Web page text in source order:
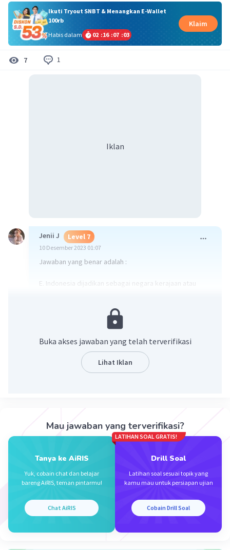
Ikuti Tryout SNBT & Menangkan E-Wallet
100rb
Habis dalam
02 :16 :07 :03
Klaim
7 1
Iklan
Jenii J Level 7
10 Desember 2023 01:07
Jawaban yang benar adalah :
E. Indonesia dijadikan sebagai negara kerajaan atau
Buka akses jawaban yang telah terverifikasi
Lihat Iklan
Mau jawaban yang terverifikasi?
Tanya ke AiRIS
Yuk, cobain chat dan belajar
bareng AiRIS, teman pintarmu!
Chat AiRIS
LATIHAN SOAL GRATIS!
Drill Soal
Latihan soal sesuai topik yang
kamu mau untuk persiapan ujian
Cobain Drill Soal